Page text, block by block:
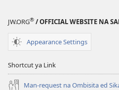
JW.ORG® / OFFICIAL WEBSITE NA
Appearance Settings
Shortcut ya Link
Man-request na Ombisita ed